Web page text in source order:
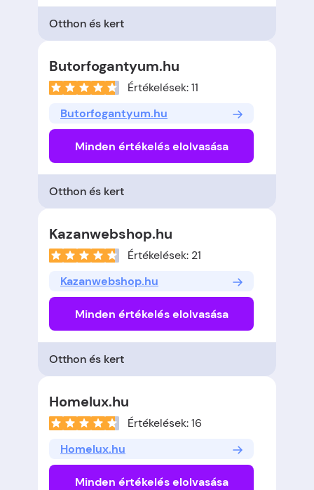
Otthon és kert
Butorfogantyum.hu
Értékelések: 11
Butorfogantyum.hu
Minden értékelés elolvasása
Otthon és kert
Kazanwebshop.hu
Értékelések: 21
Kazanwebshop.hu
Minden értékelés elolvasása
Otthon és kert
Homelux.hu
Értékelések: 16
Homelux.hu
Minden értékelés elolvasása